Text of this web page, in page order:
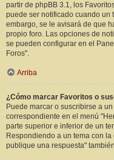
partir de phpBB 3.1, los
puede ser notificado cuando un
embargo, se le avisará de que
propio foro. Las opciones de
se pueden configurar en el
Foros".
Arriba
¿Cómo marcar Favoritos o
Puede marcar o suscribirse a
correspondiente en el menú
parte superior e inferior de un
Respondiendo a un tema con
publique una respuesta"